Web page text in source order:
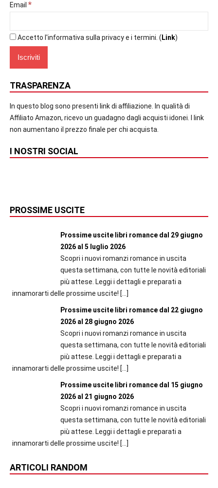
Email *
Accetto l'informativa sulla privacy e i termini. ( Link)
TRASPARENZA
In questo blog sono presenti link di affiliazione. In qualità di
Affiliato Amazon, ricevo un guadagno dagli acquisti idonei. I link
non aumentano il prezzo finale per chi acquista.
I NOSTRI SOCIAL
PROSSIME USCITE
Prossime uscite libri romance dal 29 giugno
2026 al 5 luglio 2026
Scopri i nuovi romanzi romance in uscita
questa settimana, con tutte le novità editoriali
più attese. Leggi i dettagli e preparati a
innamorarti delle prossime uscite! […]
Prossime uscite libri romance dal 22 giugno
2026 al 28 giugno 2026
Scopri i nuovi romanzi romance in uscita
questa settimana, con tutte le novità editoriali
più attese. Leggi i dettagli e preparati a
innamorarti delle prossime uscite! […]
Prossime uscite libri romance dal 15 giugno
2026 al 21 giugno 2026
Scopri i nuovi romanzi romance in uscita
questa settimana, con tutte le novità editoriali
più attese. Leggi i dettagli e preparati a
innamorarti delle prossime uscite! […]
ARTICOLI RANDOM